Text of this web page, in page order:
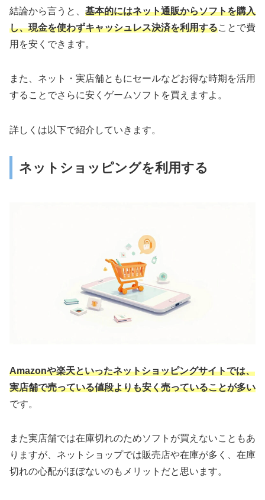
結論から言うと、 基本的にはネット通販からソフトを購入
し、現金を使わずキャッシュレス決済を利用することで費
用を安くできます。
また、ネット・実店舗ともにセールなどお得な時期を活用
することでさらに安くゲームソフトを買えますよ。
詳しくは以下で紹介していきます。
ネットショッピングを利用する
Amazonや楽天といったネットショッピングサイトでは、
実店舗で売っている値段よりも安く売っていることが多い
です。
また実店舗では在庫切れのためソフトが買えないこともあ
りますが、ネットショップでは販売店や在庫が多く、在庫
切れの心配がほぼないのもメリットだと思います。